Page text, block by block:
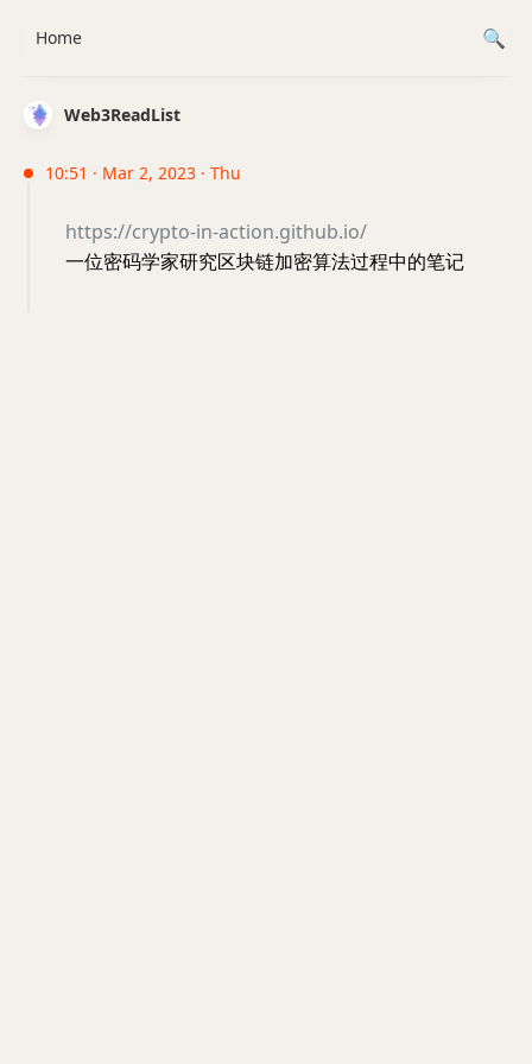
Web3ReadList
10:51 · Mar 2, 2023 · Thu
https://crypto-in-action.github.io/
一位密码学家研究区块链加密算法过程中的笔记
Home